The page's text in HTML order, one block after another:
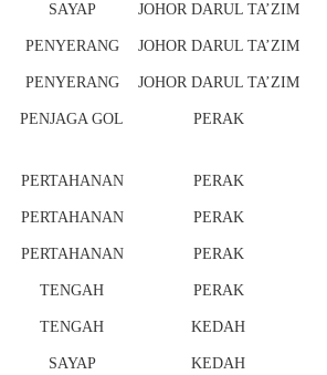
SAYAP JOHOR DARUL TA’ZIM
PENYERANG JOHOR DARUL TA’ZIM
PENYERANG JOHOR DARUL TA’ZIM
PENJAGA GOL PERAK
PERTAHANAN PERAK
PERTAHANAN PERAK
PERTAHANAN PERAK
TENGAH PERAK
TENGAH KEDAH
SAYAP KEDAH